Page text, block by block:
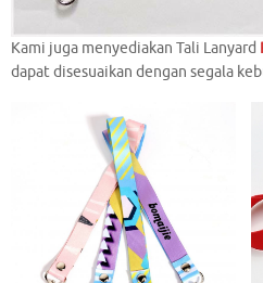
Kami juga menyediakan Tali Lanyard
dapat disesuaikan dengan segala